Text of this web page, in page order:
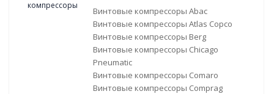
Винтовые компрессоры Abac
Винтовые компрессоры Atlas Copco
Винтовые компрессоры Berg
Винтовые компрессоры Chicago
Pneumatic
Винтовые компрессоры Comaro
Винтовые компрессоры Comprag